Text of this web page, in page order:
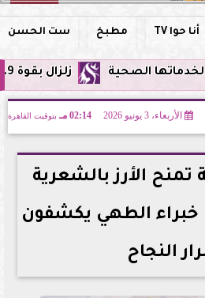
أنا حوا TV مطبخ ست الحسن
زلزال بقوة 5.9 ريختر يشعر به سكان القاهرة وعدة محافظات.. مركزه شرق البحر المتوسط الصحية
الأربعاء، 3 يونيو 2026 02:14 مـ بتوقيت القاهرة
الأرز بالشعرية
خبراء الطهي يكشفون
النجاح